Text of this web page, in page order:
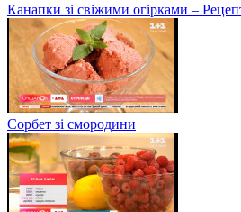
Канапки зі свіжими огірками –
Сорбет зі смородини